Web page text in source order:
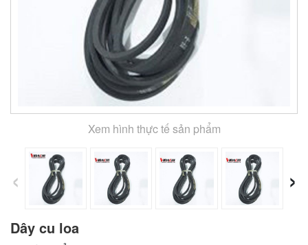
Xem hình thực tế sản phẩm
‹ ›
Dây cu loa